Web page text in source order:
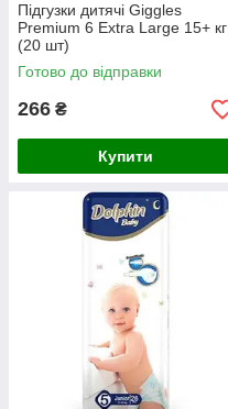
Підгузки дитячі Giggles
Premium 6 Extra Large 15+ кг
(20 шт)
Готово до відправки
266 ₴
Купити